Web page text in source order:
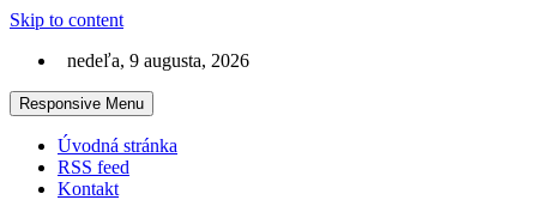
Skip to content
nedeľa, 9 augusta, 2026
Responsive Menu
Úvodná stránka
RSS feed
Kontakt